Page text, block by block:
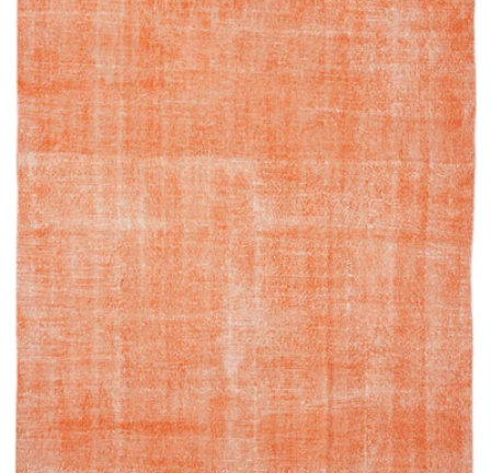
numaralı medyayı pencerede aç